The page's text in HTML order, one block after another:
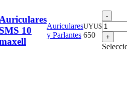
SMS 10
Auriculares
y Parlantes
UYU$
650
SMS
10